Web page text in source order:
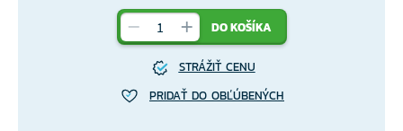
DO KOŠÍKA
STRÁŽIŤ CENU
PRIDAŤ DO OBĽÚBENÝCH